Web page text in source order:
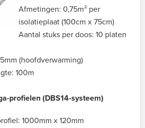
Afmetingen: 0,75m² per
isolatieplaat (100cm x 75cm)
Aantal stuks per doos: 10 platen
(hoofdverwarming)
100m
profielen (DBS14-systeem)
1000mm x 120mm